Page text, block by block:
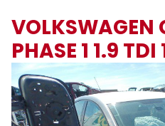
VOLKSWAGEN
PHASE 1 1.9 TDI